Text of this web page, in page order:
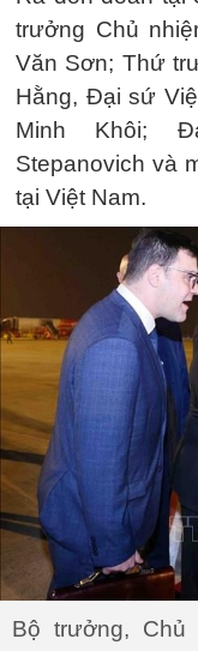
trưởng Chủ
Văn Sơn; Thứ
Hằng, Đại sứ
Minh Khôi;
Stepanovich và
tại Việt Nam.
Bộ trưởng, Chủ